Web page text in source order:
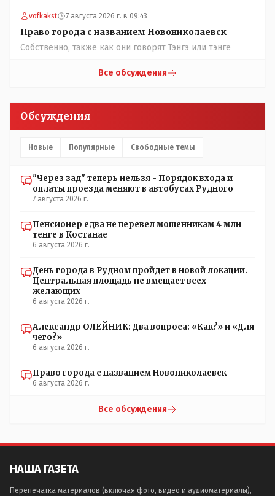
либо платишь сам (у каждой двери есть валидатор),
либо кондуктор подойдет с терминалом. Водитель
разгружен от вопросов оплаты, полностью
сконцентрировавшись на управлении автобусом.
Кондуктор - помимо удобства - несомненно рабочие
места. Сколько людей можно трудоустроить? Но зачем,
когда водитель должен и на дорогу смотреть, и оплату
сдачу выдавать. У нас прогресс почему-то идет с
регрессом рука об руку. Любую хорошую задумку
умудряемся похерить(
vofkakst 7 августа 2026 г. в 09:43
Право города с названием Новониколаевск
Собственно, также как они говорят Тэнгэ или тэнге
Все обсуждения
Обсуждения
Новые Популярные Свободные темы
"Через зад" теперь нельзя - Порядок входа и
оплаты проезда меняют в автобусах Рудного
7 августа 2026 г.
Пенсионер едва не перевел мошенникам 4 млн
тенге в Костанае
6 августа 2026 г.
День города в Рудном пройдет в новой локации.
Центральная площадь не вмещает всех
желающих
6 августа 2026 г.
Александр ОЛЕЙНИК: Два вопроса: «Как?» и «Для
чего?»
6 августа 2026 г.
Право города с названием Новониколаевск
6 августа 2026 г.
Все обсуждения
НАША ГАЗЕТА
Перепечатка материалов (включая фото, видео и аудиоматериалы),